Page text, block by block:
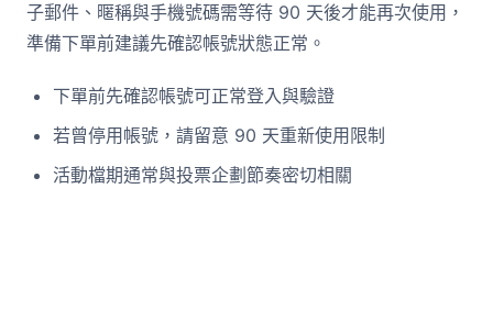
子郵件、暱稱與手機號碼需等待 90 天後才能再次使用，
準備下單前建議先確認帳號狀態正常。
下單前先確認帳號可正常登入與驗證
若曾停用帳號，請留意 90 天重新使用限制
活動檔期通常與投票企劃節奏密切相關